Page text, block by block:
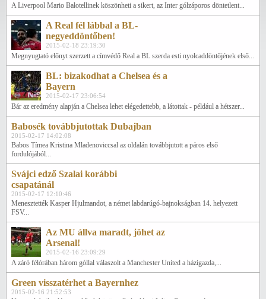
A Liverpool Mario Balotellinek köszönheti a sikert, az Inter gólzáporos döntetlent...
A Real fél lábbal a BL-
negyeddöntőben!
2015-02-18 23:19:30
Megnyugtató előnyt szerzett a címvédő Real a BL szerda esti nyolcaddöntőjének első...
BL: bizakodhat a Chelsea és a
Bayern
2015-02-17 23:06:54
Bár az eredmény alapján a Chelsea lehet elégedettebb, a látottak - például a hétszer...
Babosék továbbjutottak Dubajban
2015-02-17 14:02:08
Babos Tímea Kristina Mladenoviccsal az oldalán továbbjutott a páros első
fordulójából...
Svájci edző Szalai korábbi
csapatánál
2015-02-17 12:10:46
Menesztették Kasper Hjulmandot, a német labdarúgó-bajnokságban 14. helyezett
FSV...
Az MU állva maradt, jöhet az
Arsenal!
2015-02-16 23:09:29
A záró félórában három góllal válaszolt a Manchester United a házigazda,...
Green visszatérhet a Bayernhez
2015-02-16 21:52:53